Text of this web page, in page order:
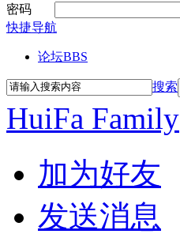
密码
快捷导航
论坛BBS
搜索
HuiFa Family
加为好友
发送消息